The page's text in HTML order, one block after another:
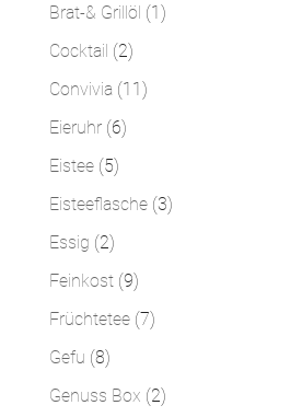
Brat-& Grillöl 11
Cocktail 22
Produkte
Convivia 1111
Eieruhr 66
Eistee 55
Produkte
Eisteeflasche 33
Essig 22
Produkte
Feinkost 99
Produkte
Früchtetee 77
Gefu 88
Produkte
Genuss Box 22